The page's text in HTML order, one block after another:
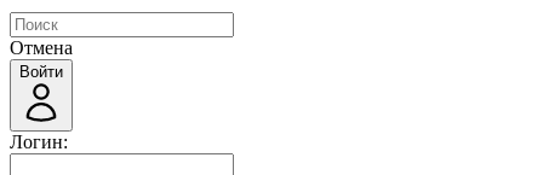
Отмена
Войти
Логин: